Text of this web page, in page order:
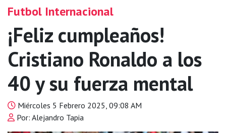
Futbol Internacional
¡Feliz cumpleaños!
Cristiano Ronaldo a los
40 y su fuerza mental
Miércoles 5 Febrero 2025, 09:08 AM
Por: Alejandro Tapia